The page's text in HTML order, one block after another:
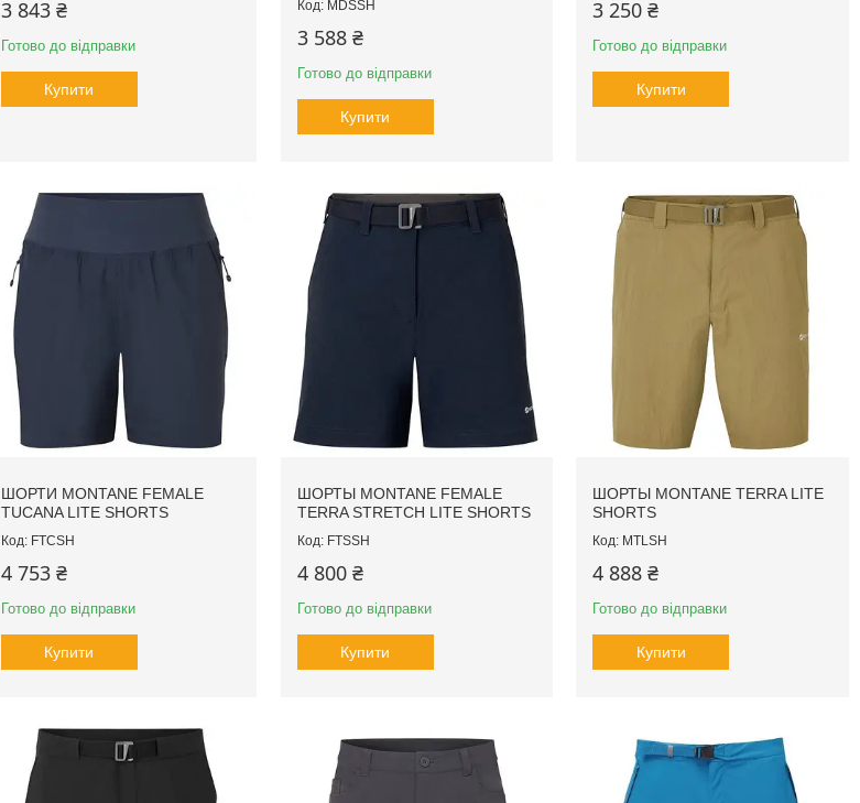
3 843 ₴
Готово до відправки
Купити
MDSSH
3 588 ₴
Готово до відправки
Купити
3 250 ₴
Готово до відправки
Купити
ШОРТИ MONTANE FEMALE
TUCANA LITE SHORTS
FTCSH
4 753 ₴
Готово до відправки
Купити
ШОРТЫ MONTANE FEMALE
TERRA STRETCH LITE SHORTS
FTSSH
4 800 ₴
Готово до відправки
Купити
ШОРТЫ MONTANE TERRA LITE
SHORTS
MTLSH
4 888 ₴
Готово до відправки
Купити